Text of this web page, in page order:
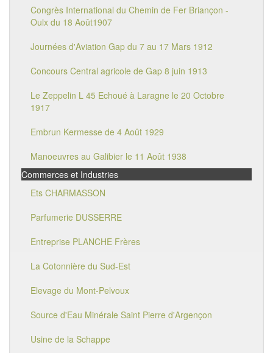
Congrès International du Chemin de Fer Briançon -
Oulx du 18 Août1907
Journées d'Aviation Gap du 7 au 17 Mars 1912
Concours Central agricole de Gap 8 juin 1913
Le Zeppelin L 45 Echoué à Laragne le 20 Octobre
1917
Embrun Kermesse de 4 Août 1929
Manoeuvres au Galibier le 11 Août 1938
Commerces et Industries
Ets CHARMASSON
Parfumerie DUSSERRE
Entreprise PLANCHE Frères
La Cotonnière du Sud-Est
Elevage du Mont-Pelvoux
Source d'Eau Minérale Saint Pierre d'Argençon
Usine de la Schappe